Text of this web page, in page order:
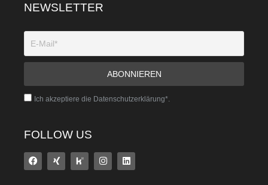
NEWSLETTER
Ich akzeptiere die Datenschutzerklärung*.
FOLLOW US